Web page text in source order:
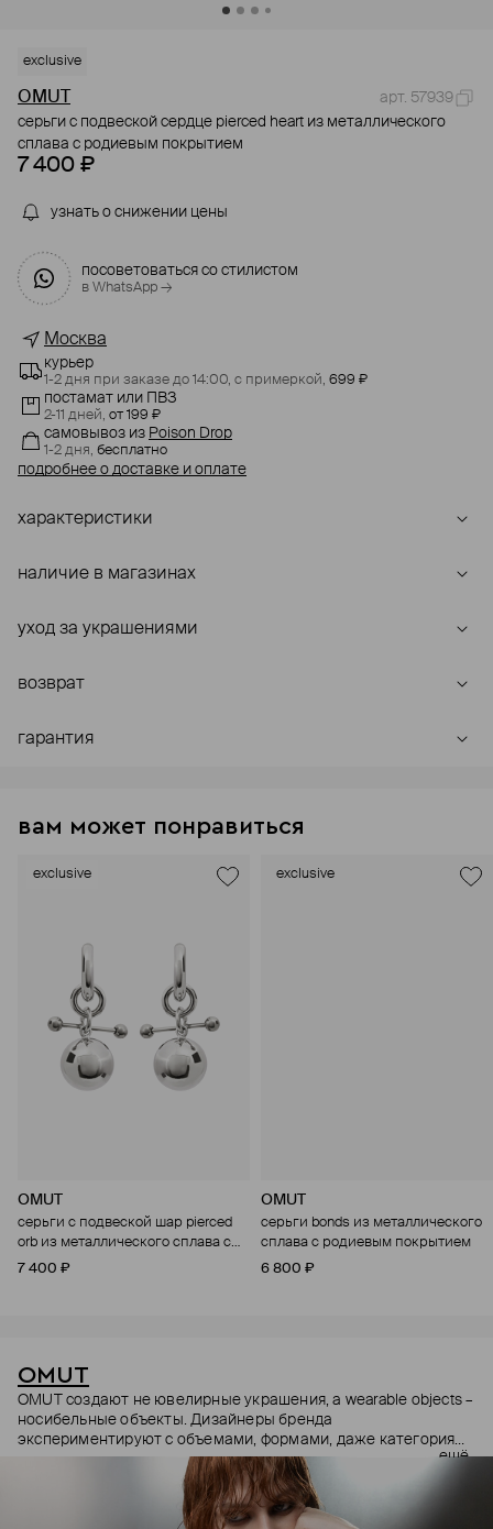
exclusive
OMUT
арт. 57939
серьги с подвеской сердце pierced heart из металлического
сплава с родиевым покрытием
7 400 ₽
узнать о снижении цены
посоветоваться со стилистом
в WhatsApp →
Москва
курьер
1-2 дня при заказе до 14:00, с примеркой, 699 ₽
постамат или ПВЗ
2-11 дней, от 199 ₽
самовывоз из Poison Drop
1-2 дня, бесплатно
подробнее о доставке и оплате
характеристики
наличие в магазинах
уход за украшениями
возврат
гарантия
вам может понравиться
exclusive
OMUT
серьги с подвеской шар pierced
orb из металлического сплава с
родиевым покрытием
7 400 ₽
exclusive
OMUT
серьги bonds из металлического
сплава с родиевым покрытием
6 800 ₽
OMUT
OMUT создают не ювелирные украшения, а wearable objects –
носибельные объекты. Дизайнеры бренда
экспериментируют с объемами, формами, даже категориями
украшений (цепи – не только на шею, но и на тело). В
результате получаются лаконичные украшения, но всегда с
неожиданными деталями: колье с пирсингом, шипованные
сердца и серьги-цепи. Украшения OMUT носят стилисты,
ещё